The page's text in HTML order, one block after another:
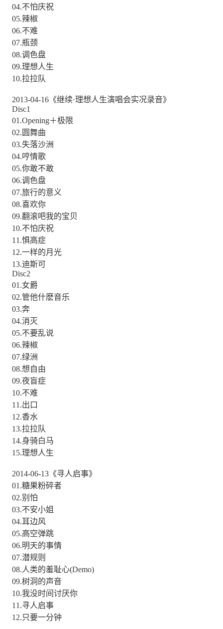
04.不怕庆祝
05.辣椒
06.不难
07.瓶颈
08.调色盘
09.理想人生
10.拉拉队
2013-04-16《继续·理想人生演唱会实况录音》
Disc1
01.Opening＋极限
02.圆舞曲
03.失落沙洲
04.哼情歌
05.你敢不敢
06.调色盘
07.旅行的意义
08.喜欢你
09.翻滚吧我的宝贝
10.不怕庆祝
11.惧高症
12.一样的月光
13.迪斯可
Disc2
01.女爵
02.管他什麽音乐
03.奔
04.消灭
05.不要乱说
06.辣椒
07.绿洲
08.想自由
09.夜盲症
10.不难
11.出口
12.香水
13.拉拉队
14.身骑白马
15.理想人生
2014-06-13《寻人启事》
01.糖果粉碎者
02.别怕
03.不安小姐
04.耳边风
05.高空弹跳
06.明天的事情
07.潜规则
08.人类的羞耻心(Demo)
09.树洞的声音
10.我没时间讨厌你
11.寻人启事
12.只要一分钟